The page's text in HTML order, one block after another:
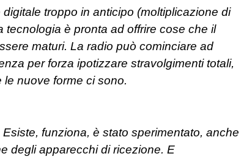
troppo in anticipo (moltiplicazione di
è pronta ad offrire cose che il
maturi. La radio può cominciare ad
per forza ipotizzare stravolgimenti totali,
le nuove forme ci sono.
funziona, è stato sperimentato, anche
degli apparecchi di ricezione. E